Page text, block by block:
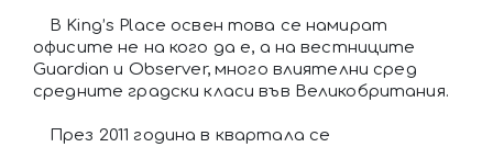
В King’s Place освен това се намират
офисите не на кого да е, а на вестниците
Guardian и Observer, много влиятелни сред
средните градски класи във Великобритания.
През 2011 година в квартала се